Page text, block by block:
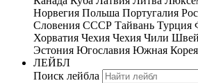
Норвегия Польша Португалия
Словения СССР Тайвань Турция
Хорватия Чехия Чехия Чили
Эстония Югославия Южная Корея
ЛЕЙБЛ
Поиск лейбла